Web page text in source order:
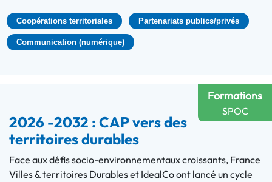
Coopérations territoriales Partenariats publics/privés
Communication (numérique)
Formations
SPOC
2026 -2032 : CAP vers des
territoires durables
Face aux défis socio-environnementaux croissants, France
Villes & territoires Durables et IdealCo ont lancé un cycle